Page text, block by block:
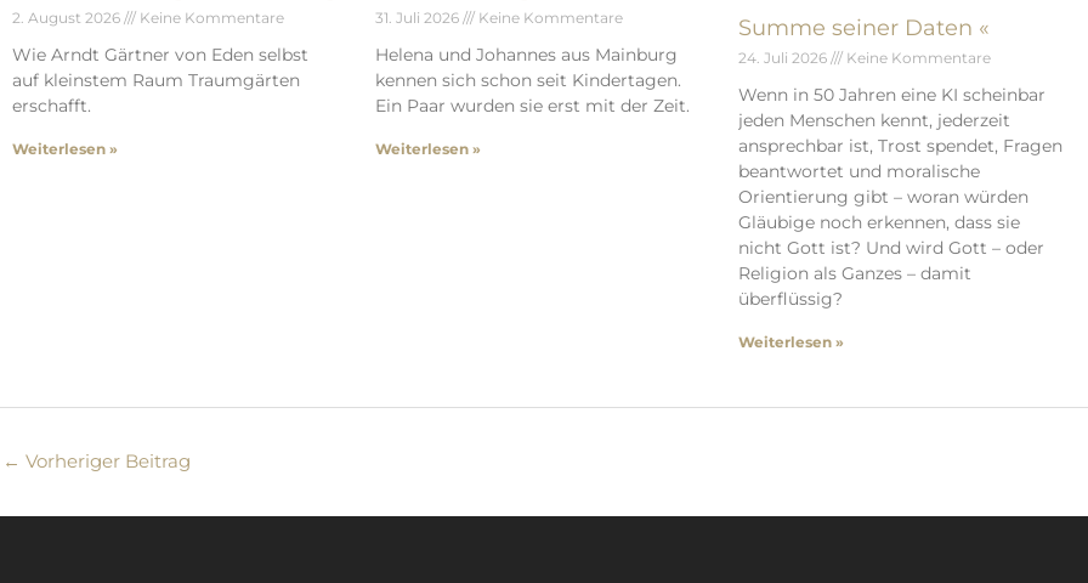
2. August 2026 Keine Kommentare
Wie Arndt Gärtner von Eden selbst
auf kleinstem Raum Traumgärten
erschafft.
Weiterlesen »
31. Juli 2026 Keine Kommentare
Helena und Johannes aus Mainburg
kennen sich schon seit Kindertagen.
Ein Paar wurden sie erst mit der Zeit.
Weiterlesen »
Summe seiner Daten «
24. Juli 2026 Keine Kommentare
Wenn in 50 Jahren eine KI scheinbar
jeden Menschen kennt, jederzeit
ansprechbar ist, Trost spendet, Fragen
beantwortet und moralische
Orientierung gibt – woran würden
Gläubige noch erkennen, dass sie
nicht Gott ist? Und wird Gott – oder
Religion als Ganzes – damit
überflüssig?
Weiterlesen »
← Vorheriger Beitrag